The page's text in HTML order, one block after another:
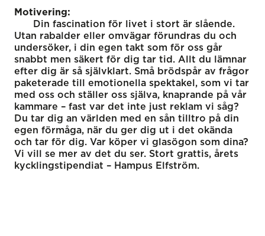
Motivering:
Din fascination för livet i stort är slående.
Utan rabalder eller omvägar förundras du och
undersöker, i din egen takt som för oss går
snabbt men säkert för dig tar tid. Allt du lämnar
efter dig är så självklart. Små brödspår av frågor
paketerade till emotionella spektakel, som vi tar
med oss och ställer oss själva, knaprande på vår
kammare – fast var det inte just reklam vi såg?
Du tar dig an världen med en sån tilltro på din
egen förmåga, när du ger dig ut i det okända
och tar för dig. Var köper vi glasögon som dina?
Vi vill se mer av det du ser. Stort grattis, årets
kycklingstipendiat – Hampus Elfström.